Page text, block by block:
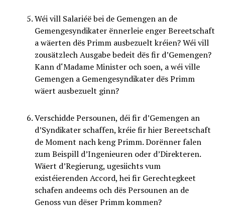
Wéi vill Salariéë bei de Gemengen an de
Gemengesyndikater ënnerleie enger Bereetschaft
a wäerten dës Primm ausbezuelt kréien? Wéi vill
zousätzlech Ausgabe bedeit dës fir d’Gemengen?
Kann d‘Madame Minister och soen, a wéi ville
Gemengen a Gemengesyndikater dës Primm
wäert ausbezuelt ginn?
Verschidde Persounen, déi fir d’Gemengen an
d’Syndikater schaffen, kréie fir hier Bereetschaft
de Moment nach keng Primm. Dorënner falen
zum Beispill d’Ingenieuren oder d’Direkteren.
Wäert d’Regierung, ugesiichts vum
existéierenden Accord, hei fir Gerechtegkeet
schafen andeems och dës Persounen an de
Genoss vun dëser Primm kommen?